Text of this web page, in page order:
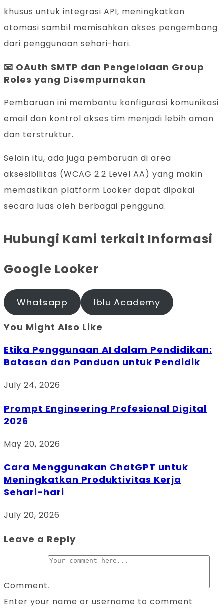
khusus untuk integrasi API, meningkatkan
otomasi sambil memisahkan akses pengembang
dari penggunaan sehari-hari.
📧 OAuth SMTP dan Pengelolaan Group
Roles yang Disempurnakan
Pembaruan ini membantu konfigurasi komunikasi
email dan kontrol akses tim menjadi lebih aman
dan terstruktur.
Selain itu, ada juga pembaruan di area
aksesibilitas (WCAG 2.2 Level AA) yang makin
memastikan platform Looker dapat dipakai
secara luas oleh berbagai pengguna.
Hubungi Kami terkait Informasi
Google Looker
Whatsapp
Iblu Academy
You Might Also Like
Etika Penggunaan AI dalam Pendidikan:
Batasan dan Panduan untuk Pendidik
July 24, 2026
Prompt Engineering Profesional Digital
2026
May 20, 2026
Cara Menggunakan ChatGPT untuk
Meningkatkan Produktivitas Kerja
Sehari-hari
July 20, 2026
Leave a Reply
Comment
Enter your name or username to comment